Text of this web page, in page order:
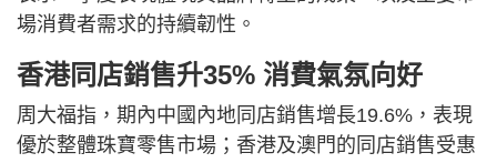
場消費者需求的持續韌性。
香港同店銷售升35% 消費氣氛向好
周大福指，期內中國內地同店銷售增長19.6%，表現
優於整體珠寶零售市場；香港及澳門的同店銷售受惠